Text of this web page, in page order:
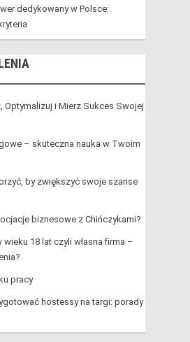
dedykowany w Polsce:
Optymalizuj i Mierz Sukces Swojej
– skuteczna nauka w Twoim
by zwiększyć swoje szanse
biznesowe z Chińczykami?
wieku 18 lat czyli własna firma –
pracy
hostessy na targi: porady